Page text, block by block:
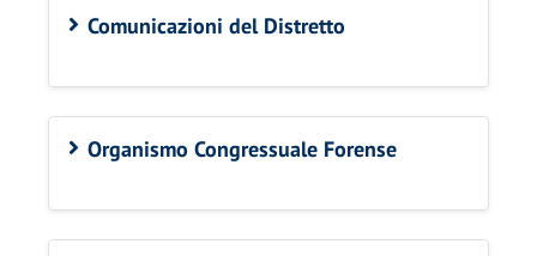
Comunicazioni del Distretto
Organismo Congressuale Forense